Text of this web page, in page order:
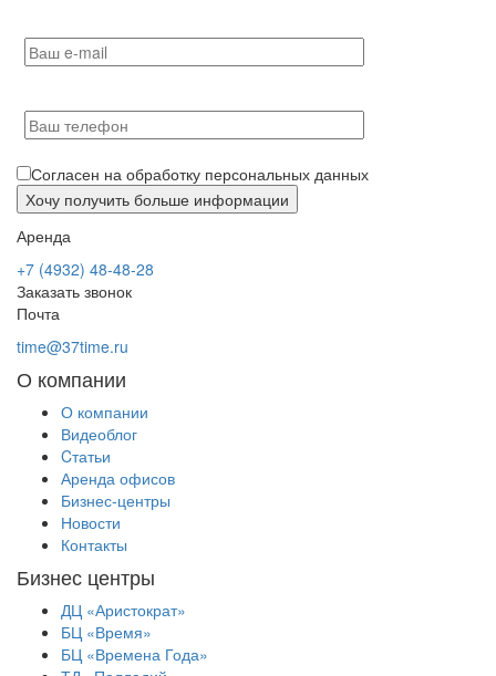
Согласен на обработку персональных данных
Аренда
+7 (4932) 48-48-28
Заказать звонок
Почта
time@37time.ru
О компании
О компании
Видеоблог
Cтатьи
Аренда офисов
Бизнес-центры
Новости
Контакты
Бизнес центры
ДЦ «Аристократ»
БЦ «Время»
БЦ «Времена Года»